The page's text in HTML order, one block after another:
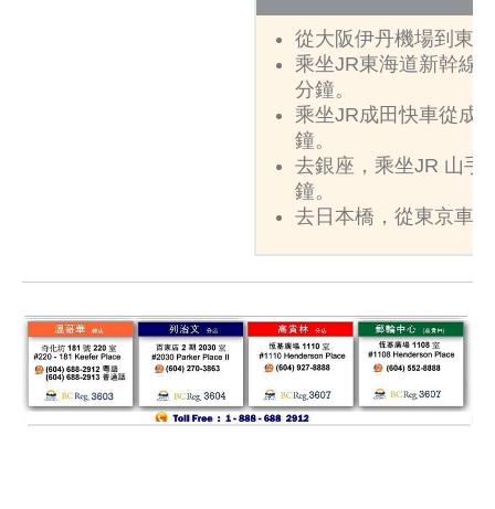
從大阪伊丹機場到東
乘坐JR東海道新幹線
分鐘。
乘坐JR成田快車從成
鐘。
去銀座，乘坐JR 山手
鐘。
去日本橋，從東京車